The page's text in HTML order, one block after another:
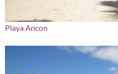
Playa Ancon